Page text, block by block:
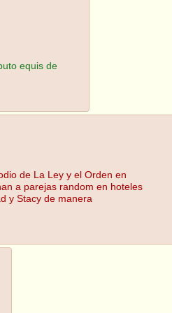
equis de
de La Ley y el Orden en
a parejas random en hoteles
y Stacy de manera